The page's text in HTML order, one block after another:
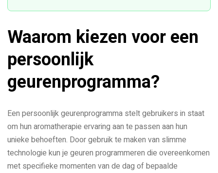
Waarom kiezen voor een
persoonlijk
geurenprogramma?
Een persoonlijk geurenprogramma stelt gebruikers in staat
om hun aromatherapie ervaring aan te passen aan hun
unieke behoeften. Door gebruik te maken van slimme
technologie kun je geuren programmeren die overeenkomen
met specifieke momenten van de dag of bepaalde